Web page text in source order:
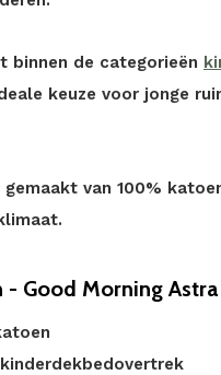
binnen de categorieën
keuze voor jonge
van 100%
Good Morning